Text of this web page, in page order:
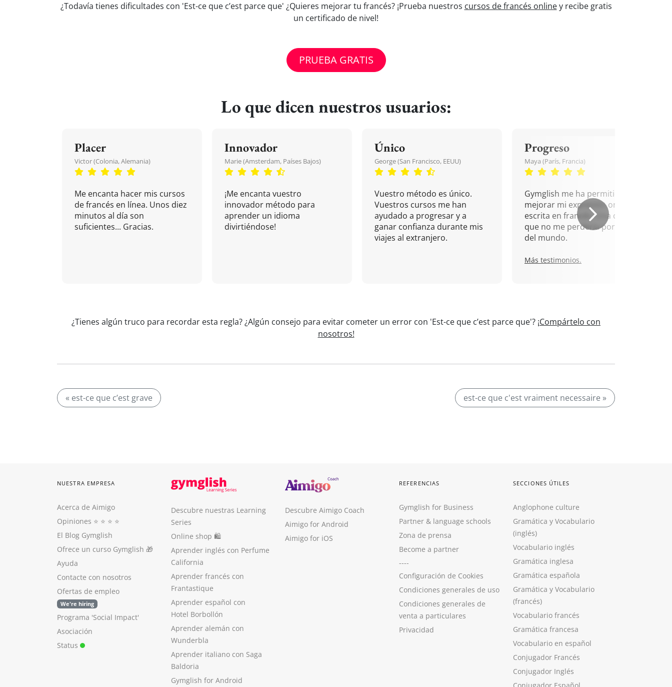
¿Todavía tienes dificultades con 'Est-ce que c’est parce que' ¿Quieres mejorar tu francés? ¡Prueba nuestros cursos de francés onliney recibe gratis
un certificado de nivel!
PRUEBA GRATIS
Lo que dicen nuestros usuarios:
Placer
Victor (Colonia, Alemania)
Me encanta hacer mis cursos
de francés en línea. Unos diez
minutos al día son
suficientes... Gracias.
Innovador
Marie (Amsterdam, Países Bajos)
¡Me encanta vuestro
innovador método para
aprender un idioma
divirtiéndose!
Único
George (San Francisco, EEUU)
Vuestro método es único.
Vuestros cursos me han
ayudado a progresar y a
ganar confianza durante mis
viajes al extranjero.
Progreso
Maya (París, Francia)
Gymglish me ha permitido
mejorar mi expresión oral y
escrita en francés. Una cita
que no me perdería por nada
del mundo.
Más testimonios.
¿Tienes algún truco para recordar esta regla? ¿Algún consejo para evitar cometer un error con 'Est-ce que c’est parce que'? ¡Compártelo con
nosotros!
« est-ce que c’est grave est-ce que c'est vraiment necessaire »
NUESTRA EMPRESA
Acerca de Aimigo
Opiniones ⭐️ ⭐️ ⭐️ ⭐️
El Blog Gymglish
Ofrece un curso Gymglish 🎁
Ayuda
Contacte con nosotros
Ofertas de empleo
We're hiring
Programa 'Social Impact'
Asociación
Status
Descubre nuestras Learning
Series
Online shop 🛍
Aprender inglés con Perfume
California
Aprender francés con
Frantastique
Aprender español con
Hotel Borbollón
Aprender alemán con
Wunderbla
Aprender italiano con Saga
Baldoria
Gymglish for Android
Descubre Aimigo Coach
Aimigo for Android
Aimigo for iOS
REFERENCIAS
Gymglish for Business
Partner & language schools
Zona de prensa
Become a partner
----
Configuración de Cookies
Condiciones generales de uso
Condiciones generales de
venta a particulares
Privacidad
SECCIONES ÚTILES
Anglophone culture
Gramática y Vocabulario
(inglés)
Vocabulario inglés
Gramática inglesa
Gramática española
Gramática y Vocabulario
(francés)
Vocabulario francés
Gramática francesa
Vocabulario en español
Conjugador Francés
Conjugador Inglés